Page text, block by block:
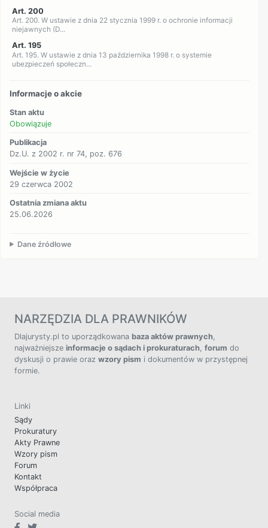
Art. 200
Art. 200. W ustawie z dnia 22 stycznia 1999 r. o ochronie informacji
niejawnych (D...
Art. 195
Art. 195. W ustawie z dnia 13 października 1998 r. o systemie
ubezpieczeń społeczn...
Informacje o akcie
Stan aktu
Obowiązuje
Publikacja
Dz.U. z 2002 r. nr 74, poz. 676
Wejście w życie
29 czerwca 2002
Ostatnia zmiana aktu
25.06.2026
Dane źródłowe
NARZĘDZIA DLA PRAWNIKÓW
Dlajurysty.pl to uporządkowana baza aktów prawnych,
najważniejsze informacje o sądach i prokuraturach, forum do
dyskusji o prawie oraz wzory pism i dokumentów w przystępnej
formie.
Linki
Sądy
Prokuratury
Akty Prawne
Wzory pism
Forum
Kontakt
Współpraca
Social media